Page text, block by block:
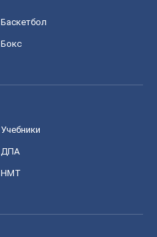
Баскетбол
Бокс
Учебники
ДПА
НМТ